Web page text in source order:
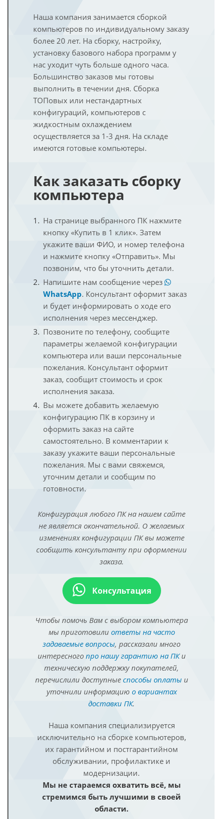
Наша компания занимается сборкой
компьютеров по индивидуальному заказу
более 20 лет. На сборку, настройку,
установку базового набора программ у
нас уходит чуть больше одного часа.
Большинство заказов мы готовы
выполнить в течении дня. Сборка
ТОПовых или нестандартных
конфигураций, компьютеров с
жидкостным охлаждением
осуществляется за 1-3 дня. На складе
имеются готовые компьютеры.
Как заказать сборку
компьютера
На странице выбранного ПК нажмите
кнопку «Купить в 1 клик». Затем
укажите ваши ФИО, и номер телефона
и нажмите кнопку «Отправить». Мы
позвоним, что бы уточнить детали.
Напишите нам сообщение через
WhatsApp. Консультант оформит заказ
и будет информировать о ходе его
исполнения через мессенджер.
Позвоните по телефону, сообщите
параметры желаемой конфигурации
компьютера или ваши персональные
пожелания. Консультант оформит
заказ, сообщит стоимость и срок
исполнения заказа.
Вы можете добавить желаемую
конфигурацию ПК в корзину и
оформить заказ на сайте
самостоятельно. В комментарии к
заказу укажите ваши персональные
пожелания. Мы с вами свяжемся,
уточним детали и сообщим по
готовности.
Конфигурация любого ПК на нашем сайте
не является окончательной. О желаемых
изменениях конфигурации ПК вы можете
сообщить консультанту при оформлении
заказа.
Консультация
Чтобы помочь Вам с выбором компьютера
мы приготовили ответы на часто
задаваемые вопросы, рассказали много
интересного про нашу гарантию на ПКи
техническую поддержку покупателей,
перечислили доступные способы оплатыи
уточнили информацию о вариантах
доставки ПК.
Наша компания специализируется
исключительно на сборке компьютеров,
их гарантийном и постгарантийном
обслуживании, профилактике и
модернизации.
Мы не стараемся охватить всё, мы
стремимся быть лучшими в своей
области.